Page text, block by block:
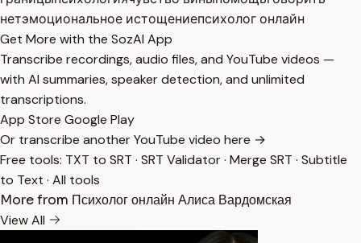
нетэмоциональное истощениепсихолог онлайн
Get More with the SozAI App
Transcribe recordings, audio files, and YouTube videos —
with AI summaries, speaker detection, and unlimited
transcriptions.
App Store Google Play
Or transcribe another YouTube video here →
Free tools: TXT to SRT · SRT Validator· Merge SRT · Subtitle
to Text · All tools
More from Психолог онлайн Алиса Вардомская
View All